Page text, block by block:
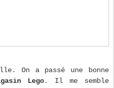
On a passé une bonne
Lego. Il me semble